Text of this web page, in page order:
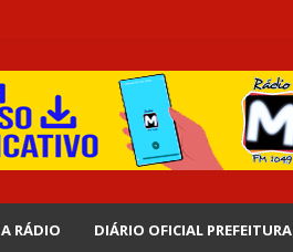
RÁDIO DIÁRIO OFICIAL PREFEITURA